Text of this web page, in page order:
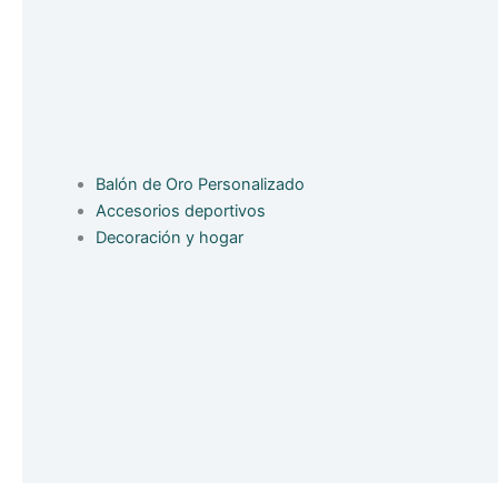
Balón de Oro Personalizado
Accesorios deportivos
Decoración y hogar